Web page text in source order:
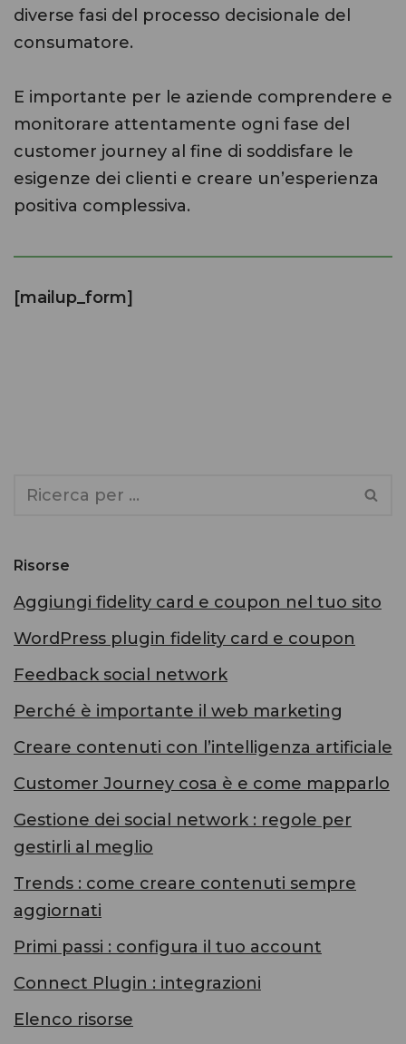
diverse fasi del processo decisionale del
consumatore.
E importante per le aziende comprendere e
monitorare attentamente ogni fase del
customer journey al fine di soddisfare le
esigenze dei clienti e creare un’esperienza
positiva complessiva.
[mailup_form]
Risorse
Aggiungi fidelity card e coupon nel tuo sito
WordPress plugin fidelity card e coupon
Feedback social network
Perché è importante il web marketing
Creare contenuti con l’intelligenza artificiale
Customer Journey cosa è e come mapparlo
Gestione dei social network : regole per
gestirli al meglio
Trends : come creare contenuti sempre
aggiornati
Primi passi : configura il tuo account
Connect Plugin : integrazioni
Elenco risorse